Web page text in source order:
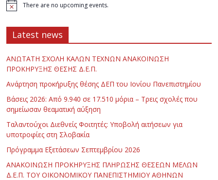
There are no upcoming events.
Latest news
ΑΝΩΤΑΤΗ ΣΧΟΛΗ ΚΑΛΩΝ ΤΕΧΝΩΝ ΑΝΑΚΟΙΝΩΣΗ
ΠΡΟΚΗΡΥΞΗΣ ΘΕΣΗΣ Δ.Ε.Π.
Ανάρτηση προκήρυξης θέσης ΔΕΠ του Ιονίου Πανεπιστημίου
Βάσεις 2026: Από 9.940 σε 17.510 μόρια – Τρεις σχολές που
σημείωσαν θεαματική αύξηση
Ταλαντούχοι Διεθνείς Φοιτητές: Υποβολή αιτήσεων για
υποτροφίες στη Σλοβακία
Πρόγραμμα Εξετάσεων Σεπτεμβρίου 2026
ΑΝΑΚΟΙΝΩΣΗ ΠΡΟΚΗΡΥΞΗΣ ΠΛΗΡΩΣΗΣ ΘΕΣΕΩΝ ΜΕΛΩΝ
Δ.Ε.Π. ΤΟΥ ΟΙΚΟΝΟΜΙΚΟΥ ΠΑΝΕΠΙΣΤΗΜΙΟΥ ΑΘΗΝΩΝ